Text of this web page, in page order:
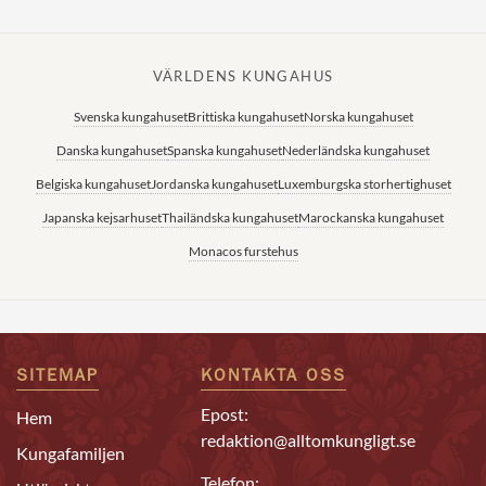
VÄRLDENS KUNGAHUS
Svenska kungahusetBrittiska kungahusetNorska kungahuset
Danska kungahusetSpanska kungahusetNederländska kungahuset
Belgiska kungahusetJordanska kungahusetLuxemburgska storhertighuset
Japanska kejsarhusetThailändska kungahusetMarockanska kungahuset
Monacos furstehus
SITEMAP
Hem
Kungafamiljen
KONTAKTA OSS
Epost:
redaktion@alltomkungligt.se